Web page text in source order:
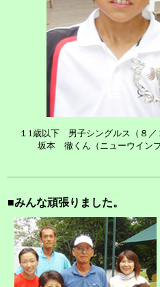
１1歳以下 男子シングルス（８
坂本 徹くん（ニューウインブ
■みんな頑張りました。